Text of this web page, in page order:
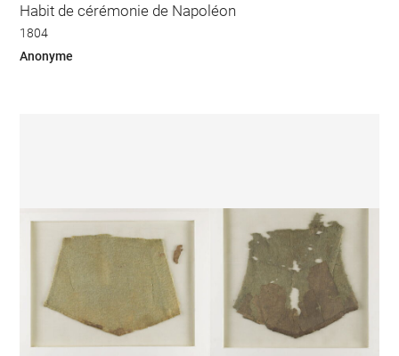
Habit de cérémonie de Napoléon
1804
Anonyme